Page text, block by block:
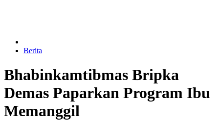
Berita
Bhabinkamtibmas Bripka
Demas Paparkan Program Ibu
Memanggil